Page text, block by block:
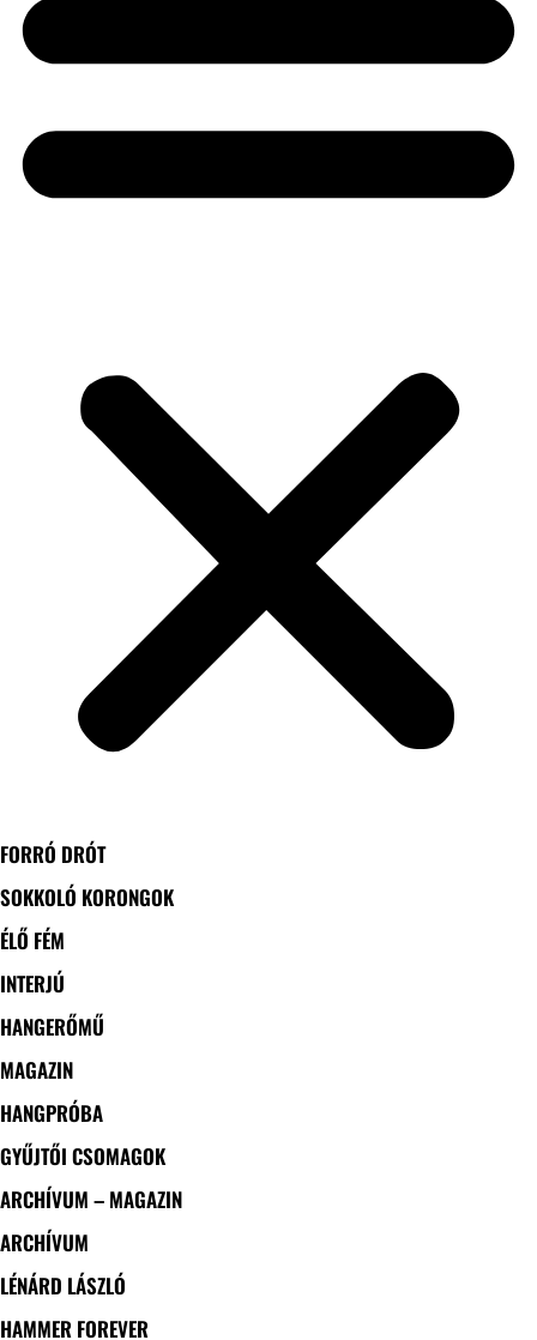
FORRÓ DRÓT
SOKKOLÓ KORONGOK
ÉLŐ FÉM
INTERJÚ
HANGERŐMŰ
MAGAZIN
HANGPRÓBA
GYŰJTŐI CSOMAGOK
ARCHÍVUM – MAGAZIN
ARCHÍVUM
LÉNÁRD LÁSZLÓ
HAMMER FOREVER